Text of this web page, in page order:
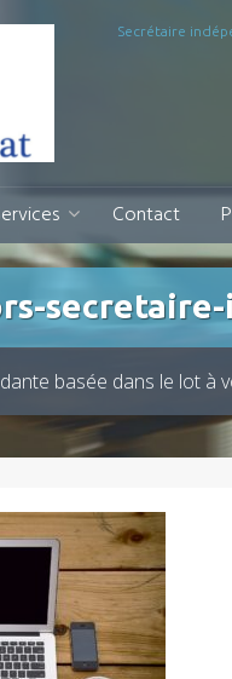
Secrétaire
Contact
basée dans le lot à